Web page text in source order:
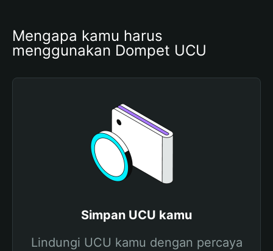
Mengapa kamu harus
menggunakan Dompet UCU
Simpan UCU kamu
Lindungi UCU kamu dengan percaya